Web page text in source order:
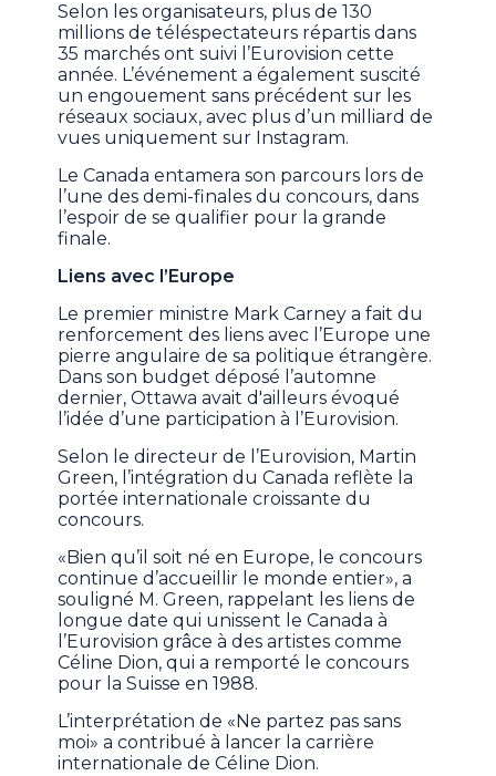
Selon les organisateurs, plus de 130
millions de téléspectateurs répartis dans
35 marchés ont suivi l’Eurovision cette
année. L’événement a également suscité
un engouement sans précédent sur les
réseaux sociaux, avec plus d’un milliard de
vues uniquement sur Instagram.
Le Canada entamera son parcours lors de
l’une des demi-finales du concours, dans
l’espoir de se qualifier pour la grande
finale.
Liens avec l’Europe
Le premier ministre Mark Carney a fait du
renforcement des liens avec l’Europe une
pierre angulaire de sa politique étrangère.
Dans son budget déposé l’automne
dernier, Ottawa avait d'ailleurs évoqué
l’idée d’une participation à l’Eurovision.
Selon le directeur de l’Eurovision, Martin
Green, l’intégration du Canada reflète la
portée internationale croissante du
concours.
«Bien qu’il soit né en Europe, le concours
continue d’accueillir le monde entier», a
souligné M. Green, rappelant les liens de
longue date qui unissent le Canada à
l’Eurovision grâce à des artistes comme
Céline Dion, qui a remporté le concours
pour la Suisse en 1988.
L’interprétation de «Ne partez pas sans
moi» a contribué à lancer la carrière
internationale de Céline Dion.